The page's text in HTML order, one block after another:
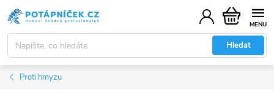
Přejít
na
obsah
Hledat
Nákupní
košík
Proti hmyzu